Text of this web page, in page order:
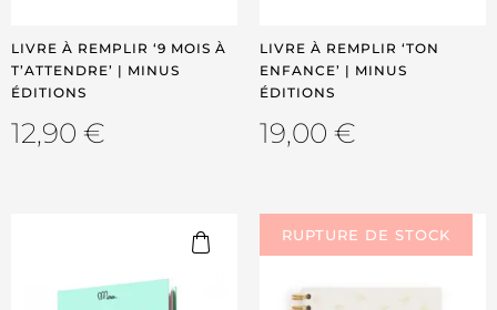
LIVRE À REMPLIR ‘9 MOIS À
T’ATTENDRE’ | MINUS
ÉDITIONS
12,90 €
LIVRE À REMPLIR ‘TON
ENFANCE’ | MINUS
ÉDITIONS
19,00 €